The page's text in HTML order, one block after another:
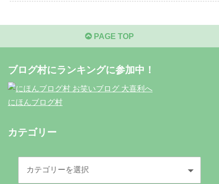
PAGE TOP
ブログ村にランキングに参加中！
にほんブログ村
カテゴリー